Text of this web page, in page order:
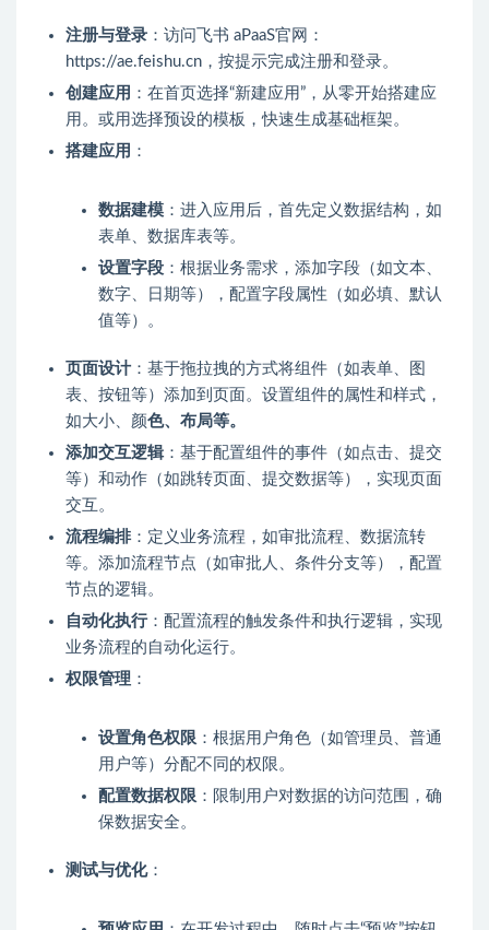
注册与登录 ：访问飞书 aPaaS官网：
https://ae.feishu.cn，按提示完成注册和登录。
创建应用 ：在首页选择“新建应用”，从零开始搭建应
用。或用选择预设的模板，快速生成基础框架。
搭建应用 ：
数据建模 ：进入应用后，首先定义数据结构，如
表单、数据库表等。
设置字段 ：根据业务需求，添加字段（如文本、
数字、日期等），配置字段属性（如必填、默认
值等）。
页面设计：基于拖拉拽的方式将组件（如表单、图
表、按钮等）添加到页面。设置组件的属性和样式，
如大小、颜色、布局等。
添加交互逻辑：基于配置组件的事件（如点击、提交
等）和动作（如跳转页面、提交数据等），实现页面
交互。
流程编排：定义业务流程，如审批流程、数据流转
等。添加流程节点（如审批人、条件分支等），配置
节点的逻辑。
自动化执行：配置流程的触发条件和执行逻辑，实现
业务流程的自动化运行。
权限管理 ：
设置角色权限 ：根据用户角色（如管理员、普通
用户等）分配不同的权限。
配置数据权限 ：限制用户对数据的访问范围，确
保数据安全。
测试与优化：